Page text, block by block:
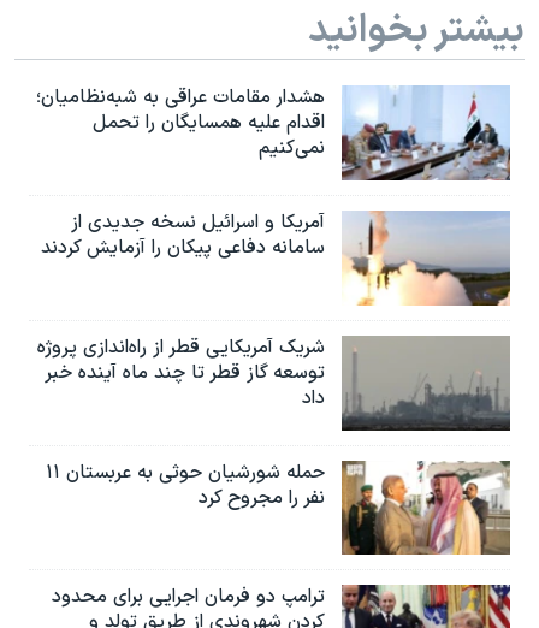
بیشتر بخوانید
هشدار مقامات عراقی به شبه‌نظامیان؛
اقدام علیه همسایگان را تحمل
نمی‌کنیم
آمریکا و اسرائیل نسخه جدیدی از
سامانه دفاعی پیکان را آزمایش کردند
شریک آمریکایی قطر از راه‌اندازی پروژه
توسعه گاز قطر تا چند ماه آینده خبر
داد
حمله شورشیان حوثی به عربستان ۱۱
نفر را مجروح کرد
ترامپ دو فرمان اجرایی برای محدود